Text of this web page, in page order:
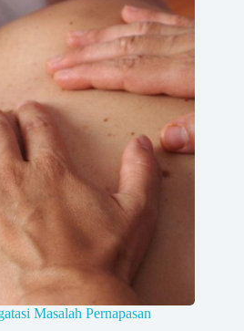
Masalah Pernapasan